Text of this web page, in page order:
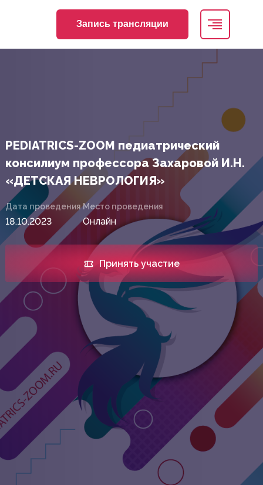
Запись трансляции
PEDIATRICS-ZOOM педиатрический
консилиум профессора Захаровой И.Н.
«ДЕТСКАЯ НЕВРОЛОГИЯ»
Дата проведения
18.10.2023
Место проведения
Онлайн
Принять участие